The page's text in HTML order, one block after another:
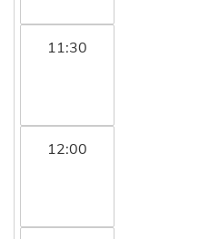
11:30
12:00